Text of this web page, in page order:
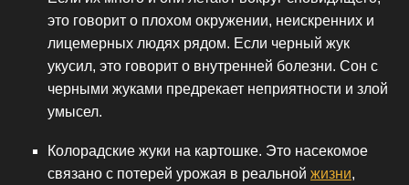
это говорит о плохом окружении, неискренних и
лицемерных людях рядом. Если черный жук
укусил, это говорит о внутренней болезни. Сон с
черными жуками предрекает неприятности и злой
умысел.
Колорадские жуки на картошке. Это насекомое
связано с потерей урожая в реальной жизни,